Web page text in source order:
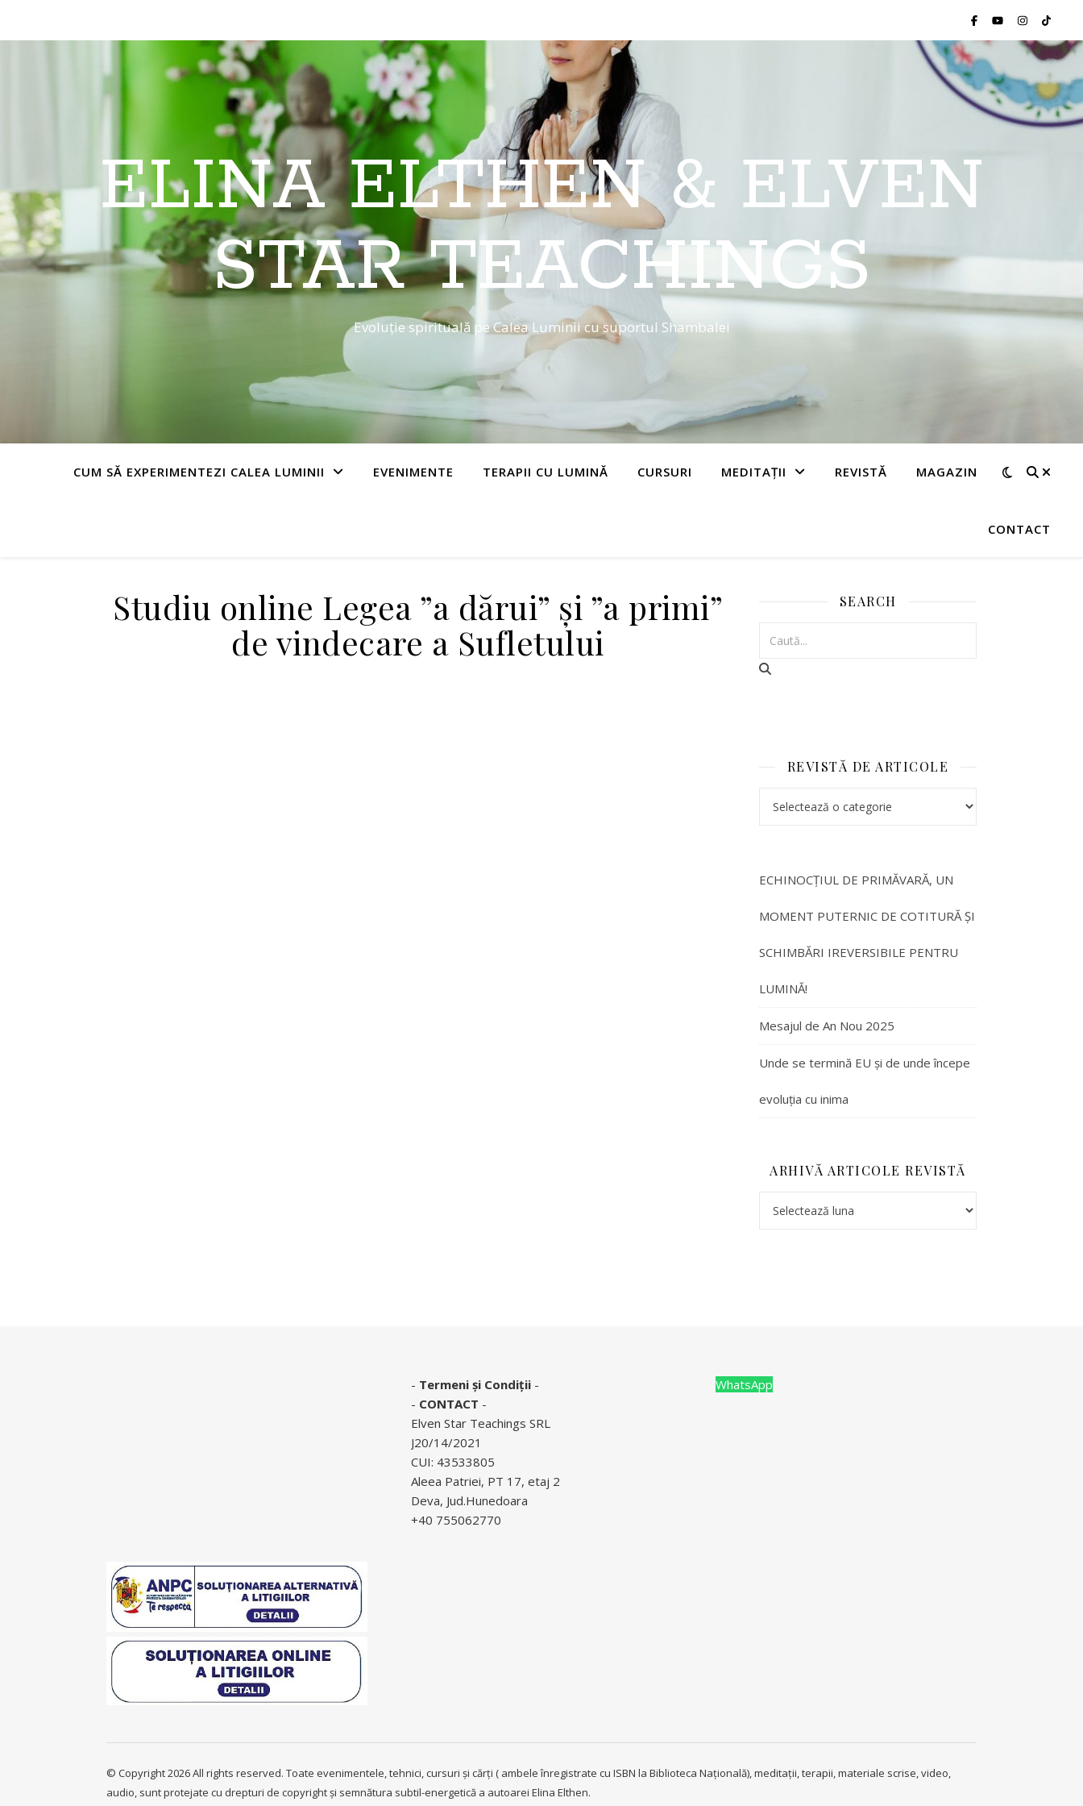
ELINA ELTHEN & ELVEN
STAR TEACHINGS
Evoluție spirituală pe Calea Luminii cu suportul Shambalei
CUM SĂ EXPERIMENTEZI CALEA LUMINII EVENIMENTE TERAPII CU LUMINĂ CURSURI MEDITAȚII REVISTĂ MAGAZIN
CONTACT
Studiu online Legea ”a dărui” și ”a primi”
de vindecare a Sufletului
SEARCH
REVISTĂ DE ARTICOLE
ECHINOCȚIUL DE PRIMĂVARĂ, UN
MOMENT PUTERNIC DE COTITURĂ ȘI
SCHIMBĂRI IREVERSIBILE PENTRU
LUMINĂ!
Mesajul de An Nou 2025
Unde se termină EU și de unde începe
evoluția cu inima
ARHIVĂ ARTICOLE REVISTĂ
- Termeni și Condiții -
- CONTACT -
Elven Star Teachings SRL
J20/14/2021
CUI: 43533805
Aleea Patriei, PT 17, etaj 2
Deva, Jud.Hunedoara
+40 755062770
WhatsApp
© Copyright 2026 All rights reserved. Toate evenimentele, tehnici, cursuri și cărți ( ambele înregistrate cu ISBN la Biblioteca Națională), meditații, terapii, materiale scrise, video,
audio, sunt protejate cu drepturi de copyright și semnătura subtil-energetică a autoarei Elina Elthen.